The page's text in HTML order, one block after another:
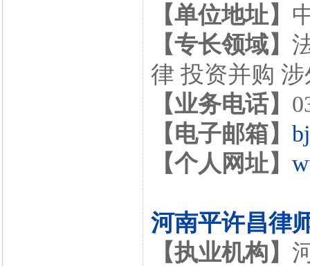
【单位地址】
【专长领域】
律 投资并购
【业务电话】
【电子邮箱】
【个人网址】
河南平许昌律
【执业机构】